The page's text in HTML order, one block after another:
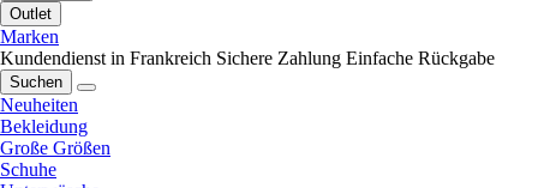
Outlet
Marken
Kundendienst in Frankreich Sichere Zahlung Einfache Rückgabe
Suchen
Neuheiten
Bekleidung
Große Größen
Schuhe